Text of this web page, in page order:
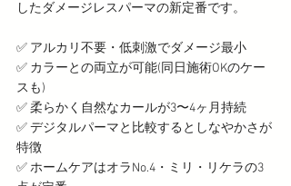
したダメージレスパーマの新定番です。
✅ アルカリ不要・低刺激でダメージ最小
✅ カラーとの両立が可能(同日施術OKのケー
スも)
✅ 柔らかく自然なカールが3〜4ヶ月持続
✅ デジタルパーマと比較するとしなやかさが
特徴
✅ ホームケアはオラNo.4・ミリ・リケラの3